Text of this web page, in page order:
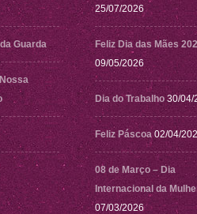
Guarda
Nossa
25/07/2026
Feliz Dia das Mães
09/05/2026
Dia do Trabalho 30/04/
Feliz Páscoa 02/04/
08 de Março – Dia
Internacional da
07/03/2026